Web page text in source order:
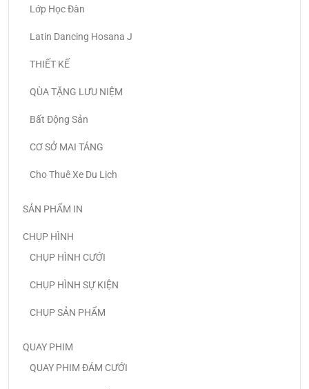
Lớp Học Đàn
Latin Dancing Hosana J
THIẾT KẾ
QÙA TẶNG LƯU NIỆM
Bất Động Sản
CƠ SỞ MAI TÁNG
Cho Thuê Xe Du Lịch
SẢN PHẨM IN
CHỤP HÌNH
CHỤP HÌNH CƯỚI
CHỤP HÌNH SỰ KIỆN
CHỤP SẢN PHẨM
QUAY PHIM
QUAY PHIM ĐÁM CƯỚI